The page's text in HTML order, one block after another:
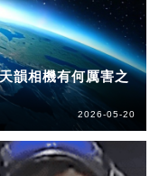
韻相機有何厲害之
2026-05-20